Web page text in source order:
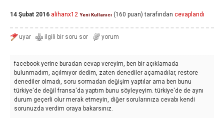
14 Şubat 2016 alihanx12 Yeni Kullanıcı (160 puan) tarafından cevaplandı
facebook yerine buradan cevap vereyim, ben bir açıklamada
bulunmadım, açılmıyor dedim, zaten denediler açamadılar, restore
denediler olmadı, soru sormadan değişim yaptılar ama ben bunu
türkiye'de değil fransa'da yaptım bunu söyleyeyim. türkiye'de de aynı
durum geçerli olur merak etmeyin, diğer sorularınıza cevabı kendi
sorunuzda verdim oraya bakarsınız.